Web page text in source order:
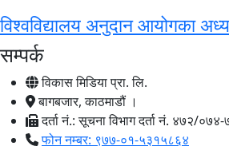
विश्वविद्यालय अनुदान आयोगका
सम्पर्क
विकास मिडिया प्रा. लि.
बागबजार, काठमाडौं ।
दर्ता नं.: सूचना विभाग दर्ता नं. ४७२/
फोन नम्बर: ९७७-०१-५३१५८६४